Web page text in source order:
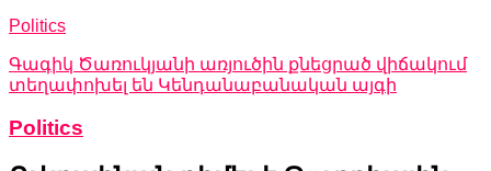
Politics
Գագիկ Ծառուկյանի առյուծին քնեցրած վիճակում
տեղափոխել են Կենդանաբանական այգի
Politics